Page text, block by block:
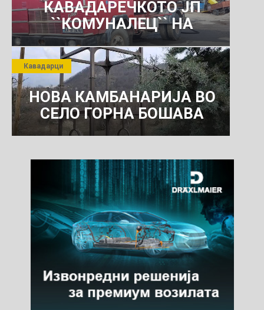
КАВАДАРЕЧКОТО ЈП
``КОМУНАЛЕЦ`` НА
РОСОМАНСКОТО ЈАВНО
ПРЕТПРИЈАТИЕ ЗА
КОМУНАЛНО УСЛУГИ
НОВА КАМБАНАРИЈА ВО
СЕЛО ГОРНА БОШАВА
Кавадарци